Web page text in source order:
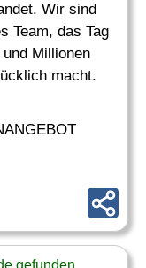
Wir sind
Team, das Tag
Millionen
macht.
gefunden